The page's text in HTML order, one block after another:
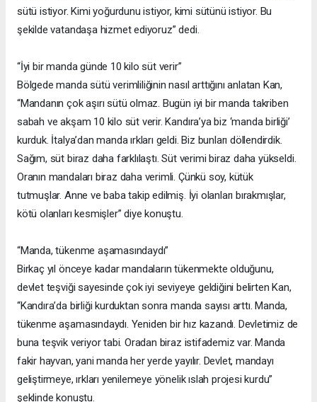
sütü istiyor. Kimi yoğurdunu istiyor, kimi sütünü istiyor. Bu
şekilde vatandaşa hizmet ediyoruz” dedi.
“İyi bir manda günde 10 kilo süt verir”
Bölgede manda sütü verimliliğinin nasıl arttığını anlatan Kan,
“Mandanın çok aşırı sütü olmaz. Bugün iyi bir manda takriben
sabah ve akşam 10 kilo süt verir. Kandıra’ya biz ‘manda birliği’
kurduk. İtalya’dan manda ırkları geldi. Biz bunları döllendirdik.
Sağım, süt biraz daha farklılaştı. Süt verimi biraz daha yükseldi.
Oranın mandaları biraz daha verimli. Çünkü soy, kütük
tutmuşlar. Anne ve baba takip edilmiş. İyi olanları bırakmışlar,
kötü olanları kesmişler” diye konuştu.
“Manda, tükenme aşamasındaydı”
Birkaç yıl önceye kadar mandaların tükenmekte olduğunu,
devlet teşviği sayesinde çok iyi seviyeye geldiğini belirten Kan,
“Kandıra’da birliği kurduktan sonra manda sayısı arttı. Manda,
tükenme aşamasındaydı. Yeniden bir hız kazandı. Devletimiz de
buna teşvik veriyor tabi. Oradan biraz istifademiz var. Manda
fakir hayvan, yani manda her yerde yayılır. Devlet, mandayı
geliştirmeye, ırkları yenilemeye yönelik ıslah projesi kurdu”
şeklinde konuştu.